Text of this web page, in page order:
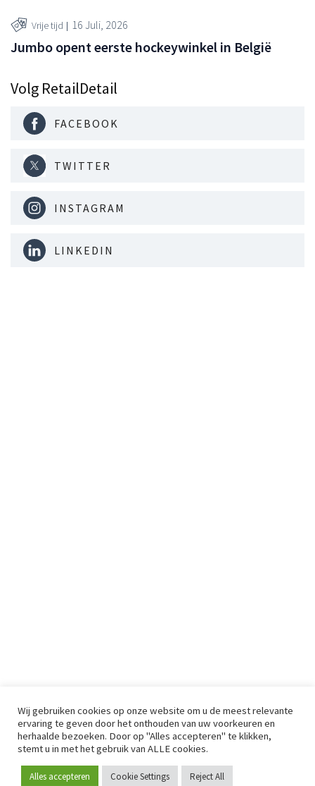
Word lid
Vrije tijd 16 Juli, 2026
Jumbo opent eerste hockeywinkel in België
Volg RetailDetail
FACEBOOK
TWITTER
INSTAGRAM
LINKEDIN
Wij gebruiken cookies op onze website om u de meest relevante
ervaring te geven door het onthouden van uw voorkeuren en
herhaalde bezoeken. Door op "Alles accepteren" te klikken,
stemt u in met het gebruik van ALLE cookies.
Alles accepteren Cookie Settings Reject All